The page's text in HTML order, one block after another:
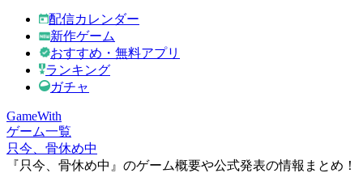
配信カレンダー
新作ゲーム
おすすめ・無料アプリ
ランキング
ガチャ
GameWith
ゲーム一覧
只今、骨休め中
『只今、骨休め中』のゲーム概要や公式発表の情報まとめ！